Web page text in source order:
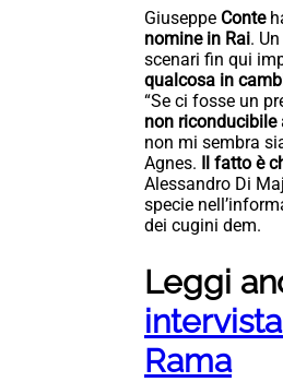
Giuseppe Conte
nomine in Rai.
scenari fin qui
qualcosa in
“Se ci fosse un
non riconducibile
non mi sembra
Agnes.
Il fatto è
Alessandro Di
specie
dei cugini dem.
Leggi
Rama